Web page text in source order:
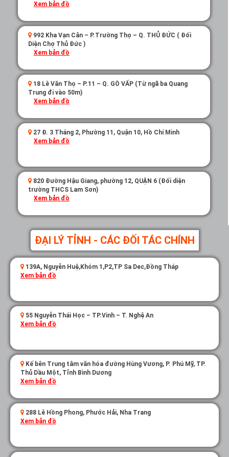
Đừng bỏ lỡ các cập nhật mới nhất về sản phẩm, CTKM, ưu
đãi của hệ thống tại website chính thức
các bạn
nhé.
Tham khảo thêm tạiThế Giới Patin
Xem bản đồ
992 Kha Vạn Cân – P.Trường Thọ – Q. THỦ ĐỨC ( Đối
Diện Chợ Thủ Đức )
Xem bản đồ
18 Lê Văn Thọ – P.11 – Q. GÒ VẤP (Từ ngã ba Quang
Trung đi vào 50m)
Xem bản đồ
27 Đ. 3 Tháng 2, Phường 11, Quận 10, Hồ Chí Minh
Xem bản đồ
820 Đường Hậu Giang, phường 12, QUẬN 6 (Đối diện
trường THCS Lam Sơn)
Xem bản đồ
ĐẠI LÝ TỈNH - CÁC ĐỐI TÁC CHÍNH
139A, Nguyễn Huệ,Khóm 1,P2,TP Sa Dec,Đồng Tháp
Xem bản đồ
55 Nguyễn Thái Học – TP.Vinh – T. Nghệ An
Xem bản đồ
Kế bên Trung tâm văn hóa đường Hùng Vương, P. Phú Mỹ, TP.
Thủ Dầu Một, Tỉnh Bình Dương
Xem bản đồ
288 Lê Hồng Phong, Phước Hải, Nha Trang
Xem bản đồ